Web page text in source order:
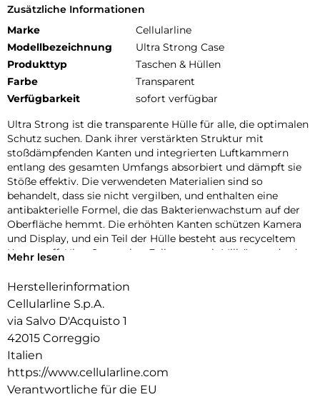
Zusätzliche Informationen
Marke
Cellularline
Modellbezeichnung
Ultra Strong Case
Produkttyp
Taschen & Hüllen
Farbe
Transparent
Verfügbarkeit
sofort verfügbar
Ultra Strong ist die transparente Hülle für alle, die optimalen
Schutz suchen. Dank ihrer verstärkten Struktur mit
stoßdämpfenden Kanten und integrierten Luftkammern
entlang des gesamten Umfangs absorbiert und dämpft sie
Stöße effektiv. Die verwendeten Materialien sind so
behandelt, dass sie nicht vergilben, und enthalten eine
antibakterielle Formel, die das Bakterienwachstum auf der
Oberfläche hemmt. Die erhöhten Kanten schützen Kamera
und Display, und ein Teil der Hülle besteht aus recyceltem
Kunststoff. Ultra Strong hat Falltests nach Militärstandard
Situation.
Mehr lesen
Herstellerinformation
Cellularline S.p.A.
via Salvo D'Acquisto 1
42015 Correggio
Italien
https://www.cellularline.com
Verantwortliche für die EU